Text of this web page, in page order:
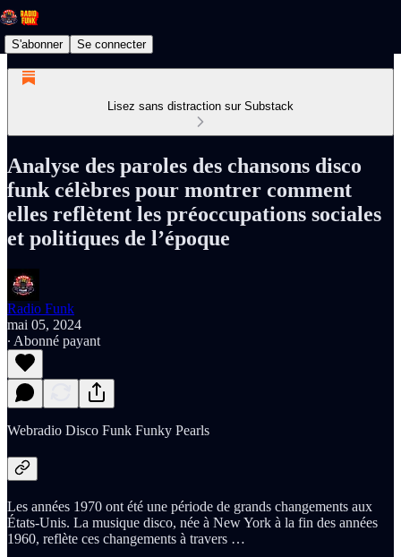
S'abonner Se connecter
Lisez sans distraction sur Substack
Analyse des paroles des chansons disco
funk célèbres pour montrer comment
elles reflètent les préoccupations sociales
et politiques de l’époque
Radio Funk
mai 05, 2024
∙ Abonné payant
Webradio Disco Funk Funky Pearls
Les années 1970 ont été une période de grands changements aux
États-Unis. La musique disco, née à New York à la fin des années
1960, reflète ces changements à travers …